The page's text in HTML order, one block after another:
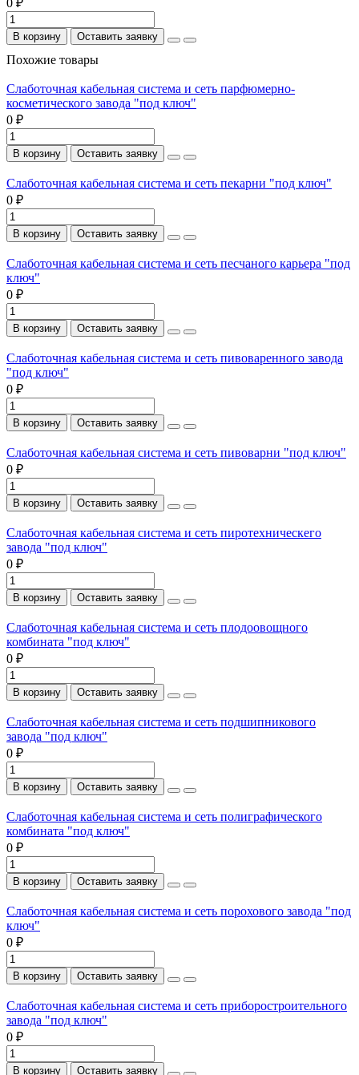
В корзину Оставить заявку
Похожие товары
Слаботочная кабельная система и сеть парфюмерно-
косметического завода "под ключ"
0 ₽
В корзину Оставить заявку
Слаботочная кабельная система и сеть пекарни "под ключ"
0 ₽
В корзину Оставить заявку
Слаботочная кабельная система и сеть песчаного карьера "под
ключ"
0 ₽
В корзину Оставить заявку
Слаботочная кабельная система и сеть пивоваренного завода
"под ключ"
0 ₽
В корзину Оставить заявку
Слаботочная кабельная система и сеть пивоварни "под ключ"
0 ₽
В корзину Оставить заявку
Слаботочная кабельная система и сеть пиротехническего
завода "под ключ"
0 ₽
В корзину Оставить заявку
Слаботочная кабельная система и сеть плодоовощного
комбината "под ключ"
0 ₽
В корзину Оставить заявку
Слаботочная кабельная система и сеть подшипникового
завода "под ключ"
0 ₽
В корзину Оставить заявку
Слаботочная кабельная система и сеть полиграфического
комбината "под ключ"
0 ₽
В корзину Оставить заявку
Слаботочная кабельная система и сеть порохового завода "под
ключ"
0 ₽
В корзину Оставить заявку
Слаботочная кабельная система и сеть приборостроительного
завода "под ключ"
0 ₽
В корзину Оставить заявку